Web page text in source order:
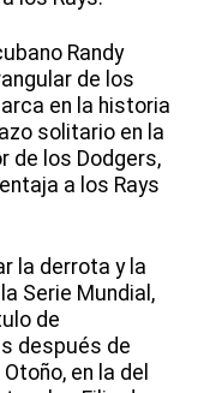
Randy
de los
en la historia
solitario en la
de los Dodgers,
a los Rays
la derrota y la
Serie Mundial,
de
después de
en la del